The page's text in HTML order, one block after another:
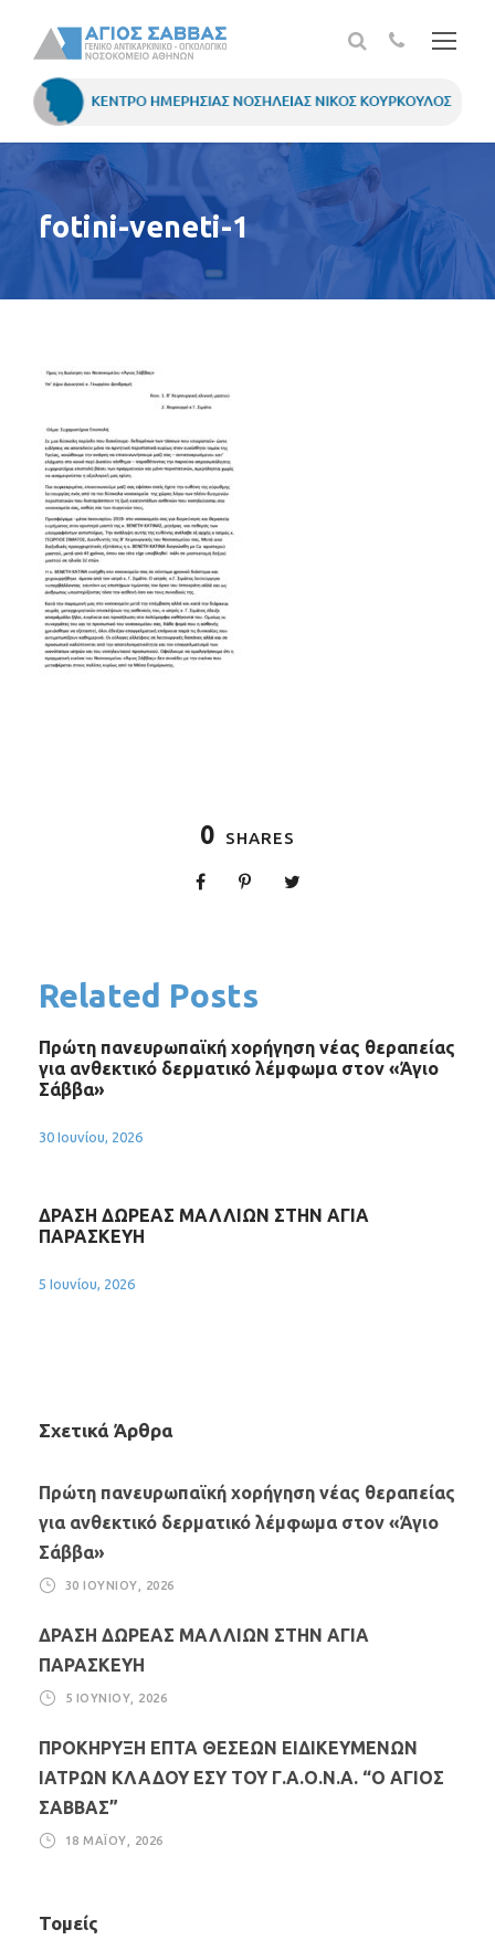
fotini-veneti-1
0 SHARES
Related Posts
Πρώτη πανευρωπαϊκή χορήγηση νέας θεραπείας
για ανθεκτικό δερματικό λέμφωμα στον «Άγιο
Σάββα»
30 Ιουνίου, 2026
ΔΡΑΣΗ ΔΩΡΕΑΣ ΜΑΛΛΙΩΝ ΣΤΗΝ ΑΓΙΑ
ΠΑΡΑΣΚΕΥΗ
5 Ιουνίου, 2026
Σχετικά Άρθρα
Πρώτη πανευρωπαϊκή χορήγηση νέας θεραπείας
για ανθεκτικό δερματικό λέμφωμα στον «Άγιο
Σάββα»
30 ΙΟΥΝΊΟΥ, 2026
ΔΡΑΣΗ ΔΩΡΕΑΣ ΜΑΛΛΙΩΝ ΣΤΗΝ ΑΓΙΑ
ΠΑΡΑΣΚΕΥΗ
5 ΙΟΥΝΊΟΥ, 2026
ΠΡΟΚΗΡΥΞΗ ΕΠΤΑ ΘΕΣΕΩΝ ΕΙΔΙΚΕΥΜΕΝΩΝ
ΙΑΤΡΩΝ ΚΛΑΔΟΥ ΕΣΥ ΤΟΥ Γ.Α.Ο.Ν.Α. “Ο ΑΓΙΟΣ
ΣΑΒΒΑΣ”
18 ΜΑΪ́ΟΥ, 2026
Τομείς